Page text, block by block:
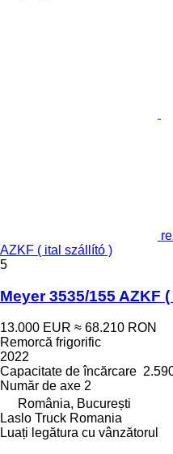
AZKF ( ital szállító )
5
Meyer 3535/155 AZKF
13.000 EUR ≈ 68.210 RON
Remorcă frigorific
2022
Capacitate de încărcare
Număr de axe 2
România, București
Laslo Truck Romania
Luați legătura cu vânzătorul